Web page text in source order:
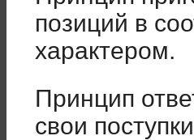
позиций в
характером.
Принцип
свои